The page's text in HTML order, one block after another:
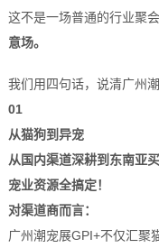
这不是一场普通的行业聚
意场。
我们用四句话，说清广州
01
从猫狗到异宠
从国内渠道深耕到东南亚
宠业资源全搞定！
对渠道商而言：
广州潮宠展GPI+不仅汇聚